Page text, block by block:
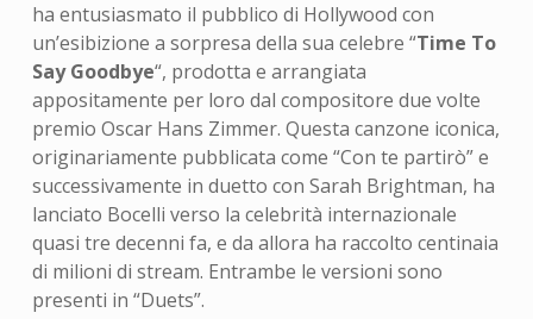
ha entusiasmato il pubblico di Hollywood con
un’esibizione a sorpresa della sua celebre “Time To
Say Goodbye“, prodotta e arrangiata
appositamente per loro dal compositore due volte
premio Oscar Hans Zimmer. Questa canzone iconica,
originariamente pubblicata come “Con te partirò” e
successivamente in duetto con Sarah Brightman, ha
lanciato Bocelli verso la celebrità internazionale
quasi tre decenni fa, e da allora ha raccolto centinaia
di milioni di stream. Entrambe le versioni sono
presenti in “Duets”.